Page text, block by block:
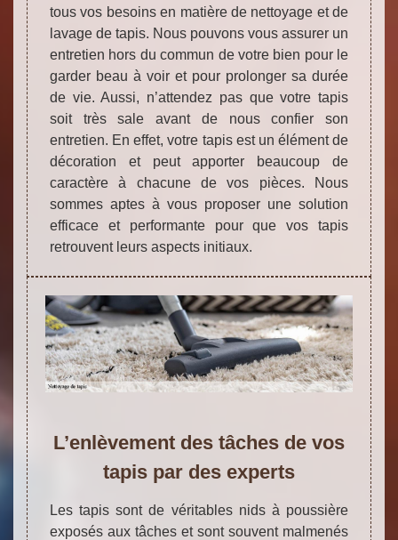
tous vos besoins en matière de nettoyage et de
lavage de tapis. Nous pouvons vous assurer un
entretien hors du commun de votre bien pour le
garder beau à voir et pour prolonger sa durée
de vie. Aussi, n’attendez pas que votre tapis
soit très sale avant de nous confier son
entretien. En effet, votre tapis est un élément de
décoration et peut apporter beaucoup de
caractère à chacune de vos pièces. Nous
sommes aptes à vous proposer une solution
efficace et performante pour que vos tapis
retrouvent leurs aspects initiaux.
L’enlèvement des tâches de vos
tapis par des experts
Les tapis sont de véritables nids à poussière
exposés aux tâches et sont souvent malmenés